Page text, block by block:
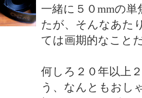
一緒に５０mmの
たが、そんなあた
ては画期的なこと
何しろ２０年以上
う、なんともおし